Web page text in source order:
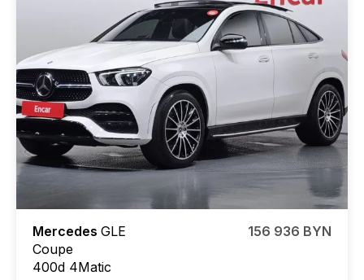
Mercedes GLE
Coupe
400d 4Matic
156 936 BYN